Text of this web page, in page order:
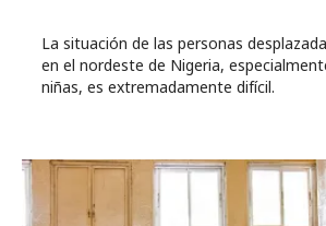
La situación de las personas
en el nordeste de Nigeria,
niñas, es extremadamente difícil.